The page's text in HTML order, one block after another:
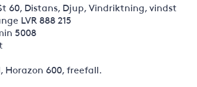
60, Distans, Djup, Vindriktning, vindst
LVR 888 215
5008
Horazon 600, freefall.